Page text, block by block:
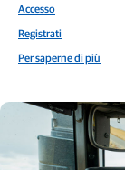
Accesso
Registrati
Per saperne di più